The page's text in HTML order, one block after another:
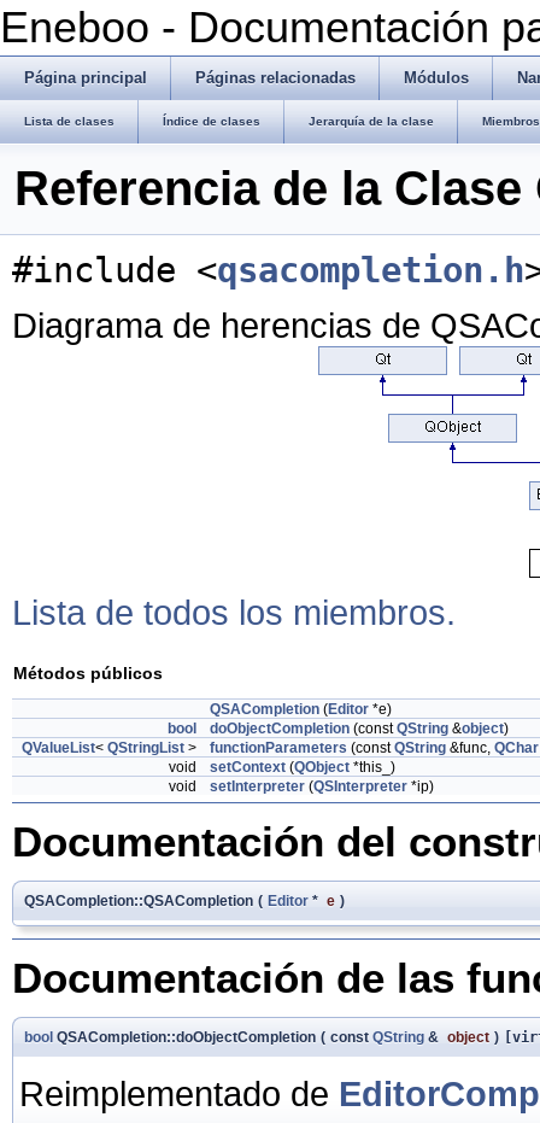
Eneboo - Documentación
Página principal Páginas relacionadas Módulos
Lista de clases Índice de clases Jerarquía de la clase
Referencia de la
#include <qsacompletion.h
Diagrama de herencias de
Lista de todos los miembros.
Métodos públicos
QSACompletion (Editor *e)
bool
doObjectCompletion (constQString &object)
QValueList< QStringList > functionParameters (constQString &func, QChar
void
setContext (QObject *this_)
void
setInterpreter (QSInterpreter *ip)
Documentación del
QSACompletion::QSACompletion ( Editor * e )
Documentación de las
bool QSACompletion::doObjectCompletion ( const QString & object )
Reimplementado de